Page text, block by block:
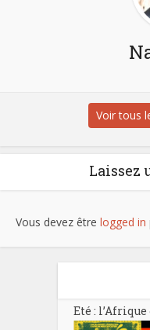
Voir tous
Laissez
Vous devez être logged in
Eté :